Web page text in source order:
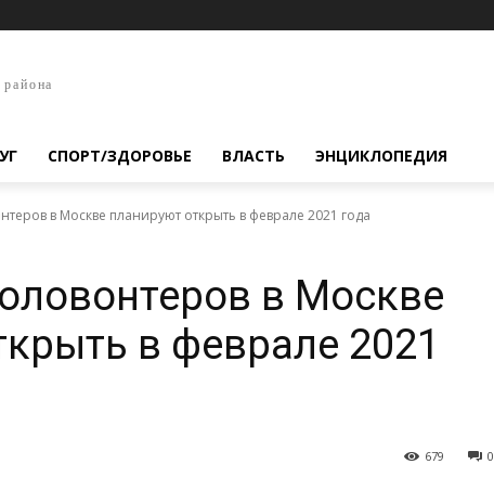
СПОРТ/ЗДОРОВЬЕ ВЛАСТЬ ЭНЦИКЛОПЕДИЯ
в Москве планируют открыть в феврале 2021 года
в Москве
в феврале 2021
0
679